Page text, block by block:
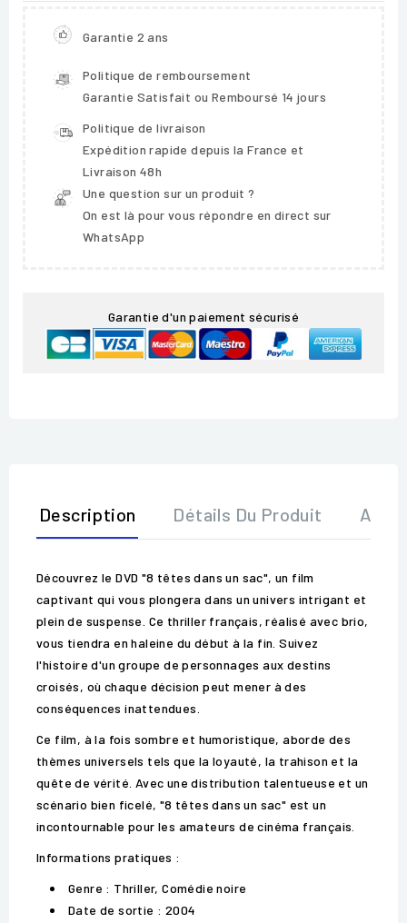
Garantie 2 ans
Politique de remboursement
Garantie Satisfait ou Remboursé 14 jours
Politique de livraison
Expédition rapide depuis la France et
Livraison 48h
Une question sur un produit ?
On est là pour vous répondre en direct sur
WhatsApp
Garantie d'un paiement sécurisé
Description Détails Du Produit Avis
Découvrez le DVD "8 têtes dans un sac", un film
captivant qui vous plongera dans un univers intrigant et
plein de suspense. Ce thriller français, réalisé avec brio,
vous tiendra en haleine du début à la fin. Suivez
l'histoire d'un groupe de personnages aux destins
croisés, où chaque décision peut mener à des
conséquences inattendues.
Ce film, à la fois sombre et humoristique, aborde des
thèmes universels tels que la loyauté, la trahison et la
quête de vérité. Avec une distribution talentueuse et un
scénario bien ficelé, "8 têtes dans un sac" est un
incontournable pour les amateurs de cinéma français.
Informations pratiques :
Genre : Thriller, Comédie noire
Date de sortie : 2004